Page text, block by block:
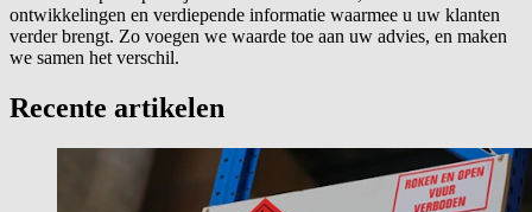
ontwikkelingen en verdiepende informatie waarmee u uw klanten
verder brengt. Zo voegen we waarde toe aan uw advies, en maken
we samen het verschil.
Recente artikelen